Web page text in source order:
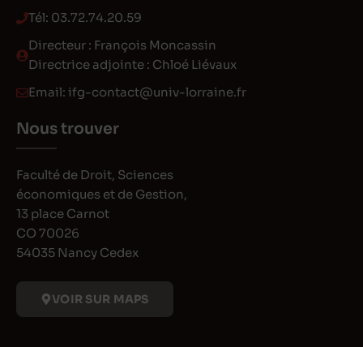
Tél: 03.72.74.20.59
Directeur : François Moncassin
Directrice adjointe : Chloé Liévaux
Email: ifg-contact@univ-lorraine.fr
Nous trouver
Faculté de Droit, Sciences
économiques et de Gestion,
13 place Carnot
CO 70026
54035 Nancy Cedex
VOIR SUR MAPS